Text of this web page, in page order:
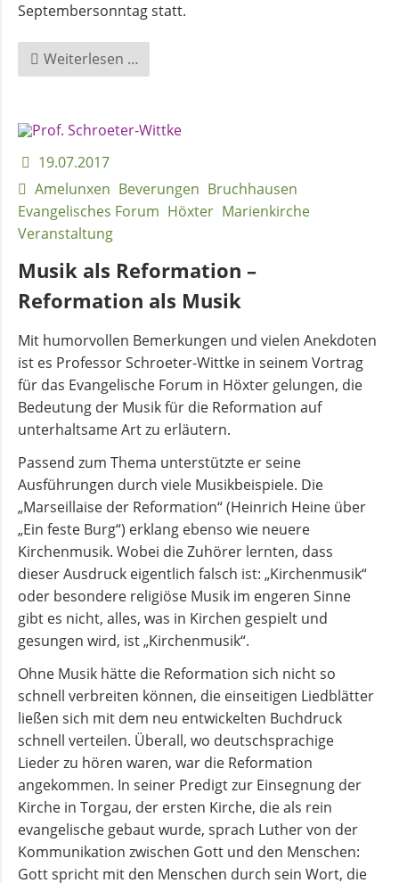
Septembersonntag statt.
Weiterlesen …
Gemeindefest
Bruchhausen
19.07.2017
Amelunxen Beverungen Bruchhausen
Evangelisches Forum Höxter Marienkirche
Veranstaltung
Musik als Reformation –
Reformation als Musik
Mit humorvollen Bemerkungen und vielen Anekdoten
ist es Professor Schroeter-Wittke in seinem Vortrag
für das Evangelische Forum in Höxter gelungen, die
Bedeutung der Musik für die Reformation auf
unterhaltsame Art zu erläutern.
Passend zum Thema unterstützte er seine
Ausführungen durch viele Musikbeispiele. Die
„Marseillaise der Reformation“ (Heinrich Heine über
„Ein feste Burg“) erklang ebenso wie neuere
Kirchenmusik. Wobei die Zuhörer lernten, dass
dieser Ausdruck eigentlich falsch ist: „Kirchenmusik“
oder besondere religiöse Musik im engeren Sinne
gibt es nicht, alles, was in Kirchen gespielt und
gesungen wird, ist „Kirchenmusik“.
Ohne Musik hätte die Reformation sich nicht so
schnell verbreiten können, die einseitigen Liedblätter
ließen sich mit dem neu entwickelten Buchdruck
schnell verteilen. Überall, wo deutschsprachige
Lieder zu hören waren, war die Reformation
angekommen. In seiner Predigt zur Einsegnung der
Kirche in Torgau, der ersten Kirche, die als rein
evangelische gebaut wurde, sprach Luther von der
Kommunikation zwischen Gott und den Menschen:
Gott spricht mit den Menschen durch sein Wort, die